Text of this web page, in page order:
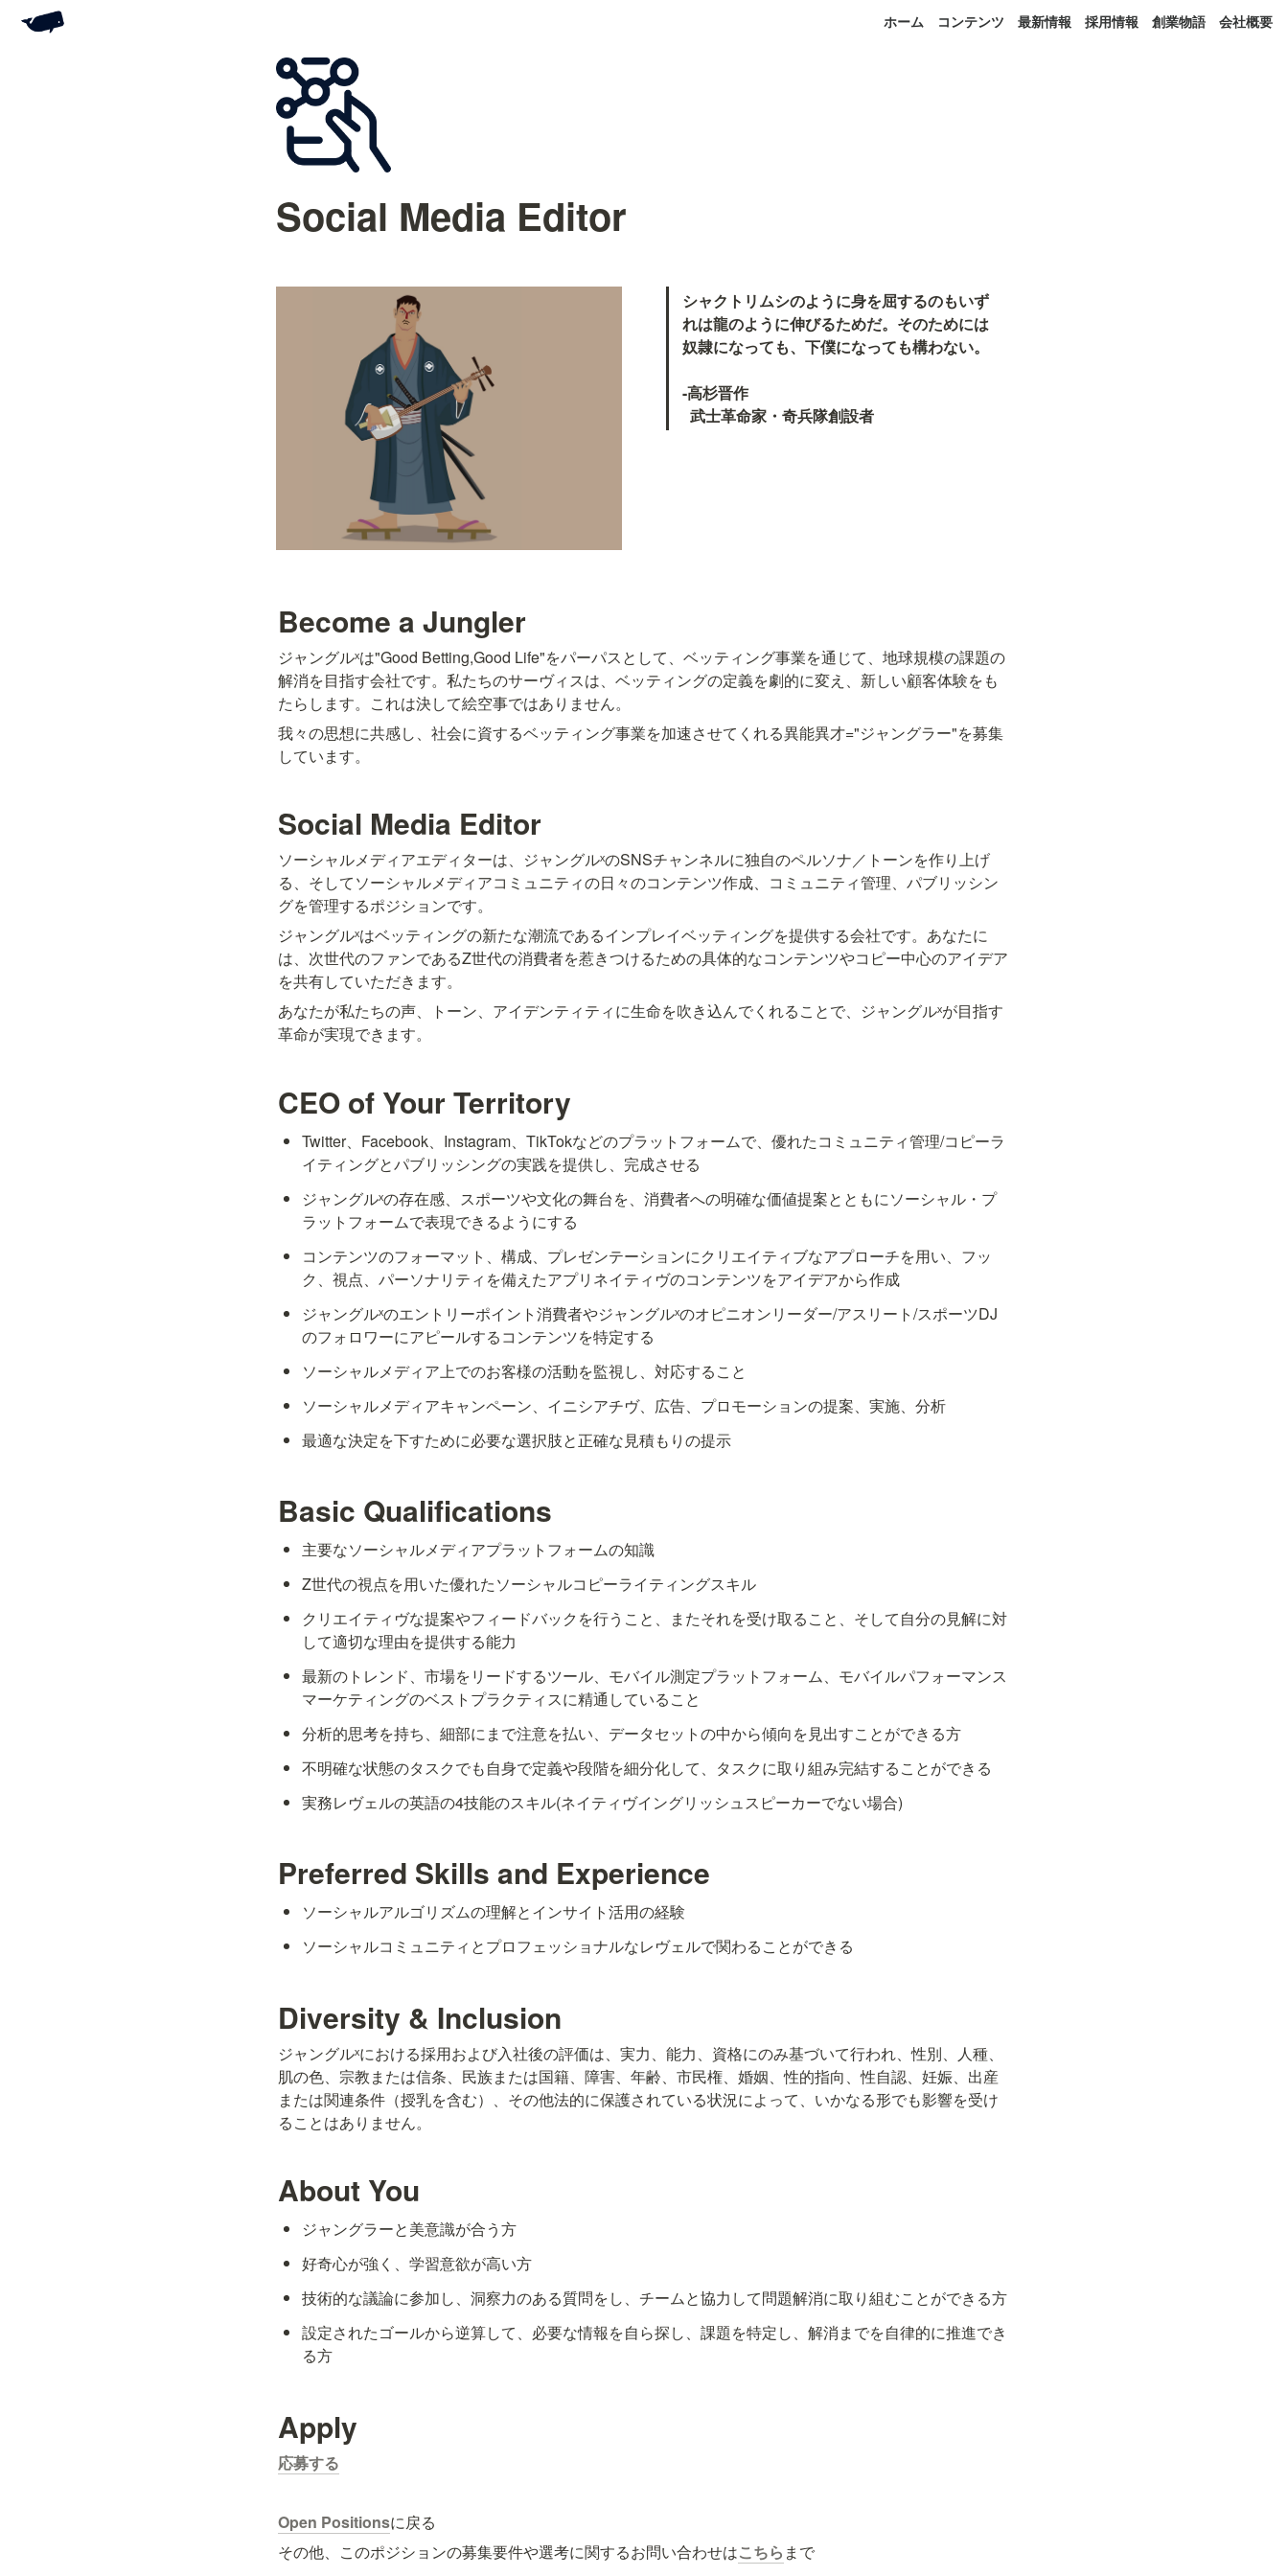
ホーム コンテンツ 最新情報 採用情報 創業物語 会社概要
Social Media Editor
シャクトリムシのように身を屈するのもいず
れは龍のように伸びるためだ。そのためには
奴隷になっても、下僕になっても構わない。
-高杉晋作
  武士革命家・奇兵隊創設者
Become a Jungler
ジャングルˣは"Good Betting,Good Life"をパーパスとして、ベッティング事業を通じて、地球規模の課題の
解消を目指す会社です。私たちのサーヴィスは、ベッティングの定義を劇的に変え、新しい顧客体験をも
たらします。これは決して絵空事ではありません。
我々の思想に共感し、社会に資するベッティング事業を加速させてくれる異能異才="ジャングラー"を募集
しています。
Social Media Editor
ソーシャルメディアエディターは、ジャングルˣのSNSチャンネルに独自のペルソナ／トーンを作り上げ
る、そしてソーシャルメディアコミュニティの日々のコンテンツ作成、コミュニティ管理、パブリッシン
グを管理するポジションです。
ジャングルˣはベッティングの新たな潮流であるインプレイベッティングを提供する会社です。あなたに
は、次世代のファンであるZ世代の消費者を惹きつけるための具体的なコンテンツやコピー中心のアイデア
を共有していただきます。
あなたが私たちの声、トーン、アイデンティティに生命を吹き込んでくれることで、ジャングルˣが目指す
革命が実現できます。
CEO of Your Territory
Twitter、Facebook、Instagram、TikTokなどのプラットフォームで、優れたコミュニティ管理/コピーラ
イティングとパブリッシングの実践を提供し、完成させる
ジャングルˣの存在感、スポーツや文化の舞台を、消費者への明確な価値提案とともにソーシャル・プ
ラットフォームで表現できるようにする
コンテンツのフォーマット、構成、プレゼンテーションにクリエイティブなアプローチを用い、フッ
ク、視点、パーソナリティを備えたアプリネイティヴのコンテンツをアイデアから作成
ジャングルˣのエントリーポイント消費者やジャングルˣのオピニオンリーダー/アスリート/スポーツDJ
のフォロワーにアピールするコンテンツを特定する
ソーシャルメディア上でのお客様の活動を監視し、対応すること
ソーシャルメディアキャンペーン、イニシアチヴ、広告、プロモーションの提案、実施、分析
最適な決定を下すために必要な選択肢と正確な見積もりの提示
Basic Qualifications
主要なソーシャルメディアプラットフォームの知識
Z世代の視点を用いた優れたソーシャルコピーライティングスキル
クリエイティヴな提案やフィードバックを行うこと、またそれを受け取ること、そして自分の見解に対
して適切な理由を提供する能力
最新のトレンド、市場をリードするツール、モバイル測定プラットフォーム、モバイルパフォーマンス
マーケティングのベストプラクティスに精通していること
分析的思考を持ち、細部にまで注意を払い、データセットの中から傾向を見出すことができる方
不明確な状態のタスクでも自身で定義や段階を細分化して、タスクに取り組み完結することができる
実務レヴェルの英語の4技能のスキル(ネイティヴイングリッシュスピーカーでない場合)
Preferred Skills and Experience
ソーシャルアルゴリズムの理解とインサイト活用の経験
ソーシャルコミュニティとプロフェッショナルなレヴェルで関わることができる
Diversity & Inclusion
ジャングルˣにおける採用および入社後の評価は、実力、能力、資格にのみ基づいて行われ、性別、人種、
肌の色、宗教または信条、民族または国籍、障害、年齢、市民権、婚姻、性的指向、性自認、妊娠、出産
または関連条件（授乳を含む）、その他法的に保護されている状況によって、いかなる形でも影響を受け
ることはありません。
About You
ジャングラーと美意識が合う方
好奇心が強く、学習意欲が高い方
技術的な議論に参加し、洞察力のある質問をし、チームと協力して問題解消に取り組むことができる方
設定されたゴールから逆算して、必要な情報を自ら探し、課題を特定し、解消までを自律的に推進でき
る方
Apply
応募する
Open Positionsに戻る
その他、このポジションの募集要件や選考に関するお問い合わせはこちら まで